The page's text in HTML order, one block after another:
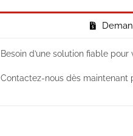
Besoin d’une solution fiable pour
Contactez-nous dès maintenant